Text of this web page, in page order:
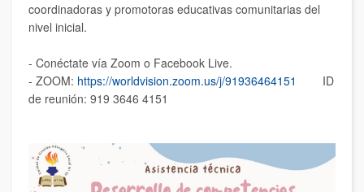
coordinadoras y promotoras educativas comunitarias del
nivel inicial.
- Conéctate vía Zoom o Facebook Live.
- ZOOM: https://worldvision.zoom.us/j/91936464151
ID
de reunión: 919 3646 4151